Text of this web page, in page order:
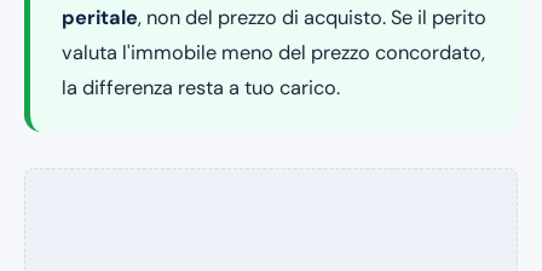
peritale, non del prezzo di acquisto. Se il perito
valuta l'immobile meno del prezzo concordato,
la differenza resta a tuo carico.